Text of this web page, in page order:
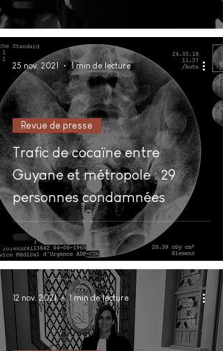
Trafic de cocaïne entre
Guyane et métropole : 29
personnes condamnées
Revue de presse
25 nov. 2021 1 min de lecture
12 nov. 2021 1 min de lecture